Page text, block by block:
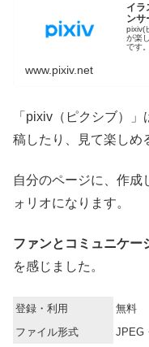
イラ
ンサ
pixiv(
が楽
です
www.pixiv.net
「pixiv（ピクシブ）
稿したり、見て楽しめ
自分のページに、作成
ォリオになります。
ファンとコミュニケー
を感じました。
登録・利用
無料
ファイル形式
JPEG